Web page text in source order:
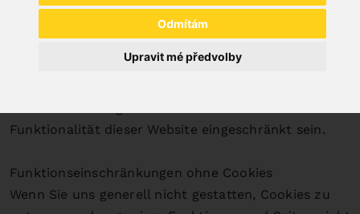
Odmítám
Upravit mé předvolby
Cookies nur im Einzelfall erlauben, die Annahme von
Cookies für bestimmte Fälle oder generell
ausschließen sowie das automatische Löschen der
Funktionalität dieser Website eingeschränkt sein.
Funktionseinschränkungen ohne Cookies
Wenn Sie uns generell nicht gestatten, Cookies zu